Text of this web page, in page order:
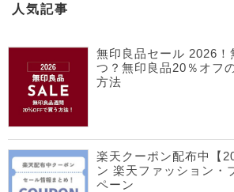
人気記事
無印良品セール 2026！
つ？無印良品20％オフ
方法
楽天クーポン配布中【
ン 楽天ファッション・
ペーン